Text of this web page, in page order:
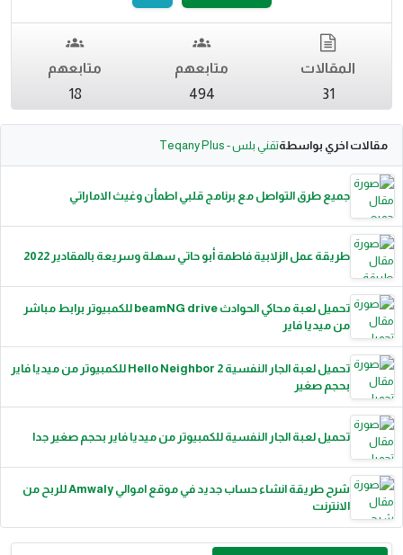
المقالات
31
متابعهم
494
متابعهم
18
مقالات اخري بواسطةتقني بلس - Teqany Plus
جميع طرق التواصل مع برنامج قلبي اطمأن وغيث الاماراتي
طريقة عمل الزلابية فاطمة أبو حاتي سهلة وسريعة بالمقادير 2022
تحميل لعبة محاكي الحوادث beamNG drive للكمبيوتر برابط مباشر
من ميديا فاير
تحميل لعبة الجار النفسية 2 Hello Neighbor للكمبيوتر من ميديا فاير
بحجم صغير
تحميل لعبة الجار النفسية للكمبيوتر من ميديا فاير بحجم صغير جدا
شرح طريقة انشاء حساب جديد في موقع اموالي Amwaly للربح من
الانترنت